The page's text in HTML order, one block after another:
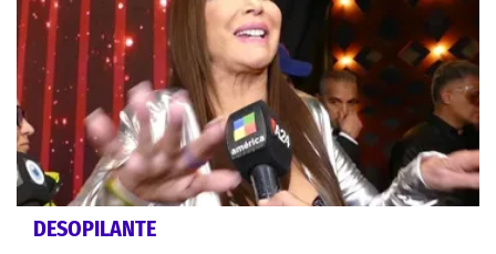
DESOPILANTE